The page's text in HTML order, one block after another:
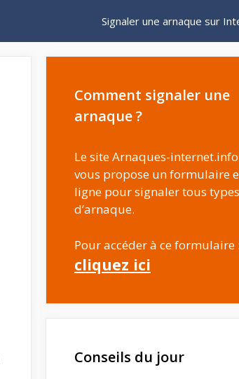
Signaler une arnaque sur
Comment signaler une
arnaque ?
Le site Arnaques-internet.info
vous propose un formulaire
ligne pour signaler tous types
d’arnaque.
Pour accéder à ce formulaire :
cliquez ici
Conseils du jour